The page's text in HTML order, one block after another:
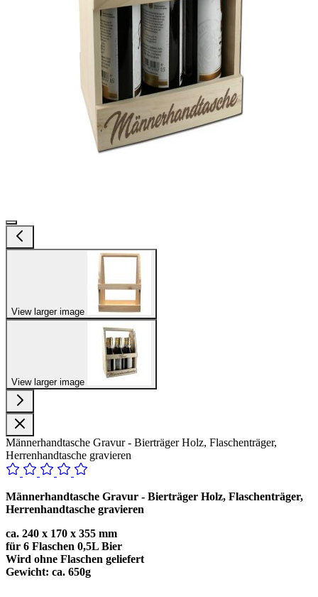
View larger image
View larger image
Männerhandtasche Gravur - Bierträger Holz, Flaschenträger,
Herrenhandtasche gravieren
Männerhandtasche Gravur - Bierträger Holz, Flaschenträger,
Herrenhandtasche gravieren
ca. 240 x 170 x 355 mm
für 6 Flaschen 0,5L Bier
Wird ohne Flaschen geliefert
Gewicht: ca. 650g